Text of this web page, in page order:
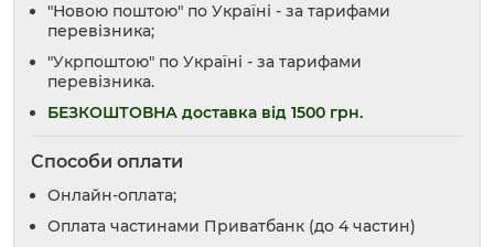
"Новою поштою" по Україні - за тарифами
перевізника;
"Укрпоштою" по Україні - за тарифами
перевізника.
БЕЗКОШТОВНА доставка від 1500 грн.
Способи оплати
Онлайн-оплата;
Оплата частинами Приватбанк (до 4 частин)